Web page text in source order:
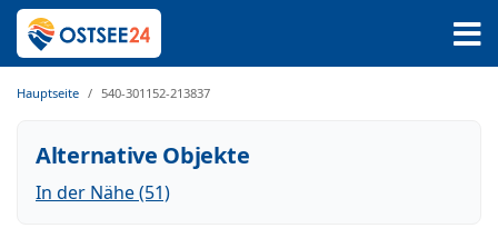
Hauptseite 540-301152-213837
Alternative Objekte
In der Nähe (51)